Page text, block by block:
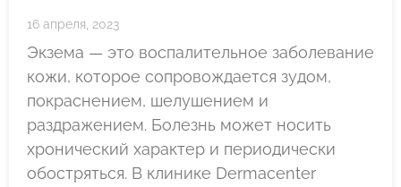
16 апреля, 2023
Экзема — это воспалительное заболевание
кожи, которое сопровождается зудом,
покраснением, шелушением и
раздражением. Болезнь может носить
хронический характер и периодически
обостряться. В клинике Dermacenter